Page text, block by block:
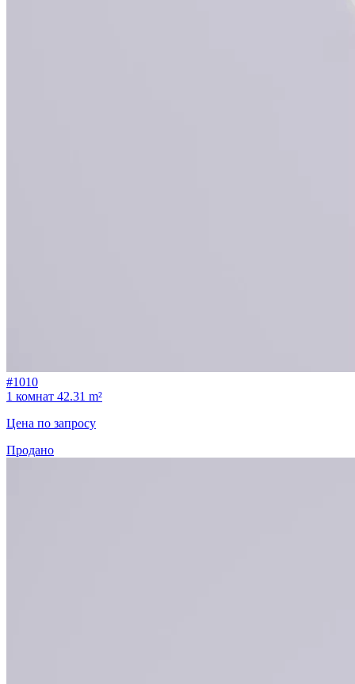
#1010
1 комнат 42.31 m²
Цена по запросу
Продано